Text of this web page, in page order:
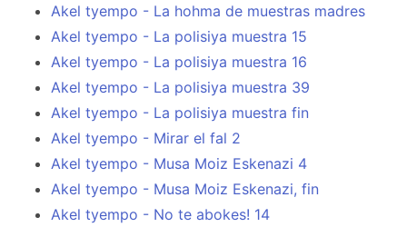
Akel tyempo - La hohma de muestras madres
Akel tyempo - La polisiya muestra 15
Akel tyempo - La polisiya muestra 16
Akel tyempo - La polisiya muestra 39
Akel tyempo - La polisiya muestra fin
Akel tyempo - Mirar el fal 2
Akel tyempo - Musa Moiz Eskenazi 4
Akel tyempo - Musa Moiz Eskenazi, fin
Akel tyempo - No te abokes! 14